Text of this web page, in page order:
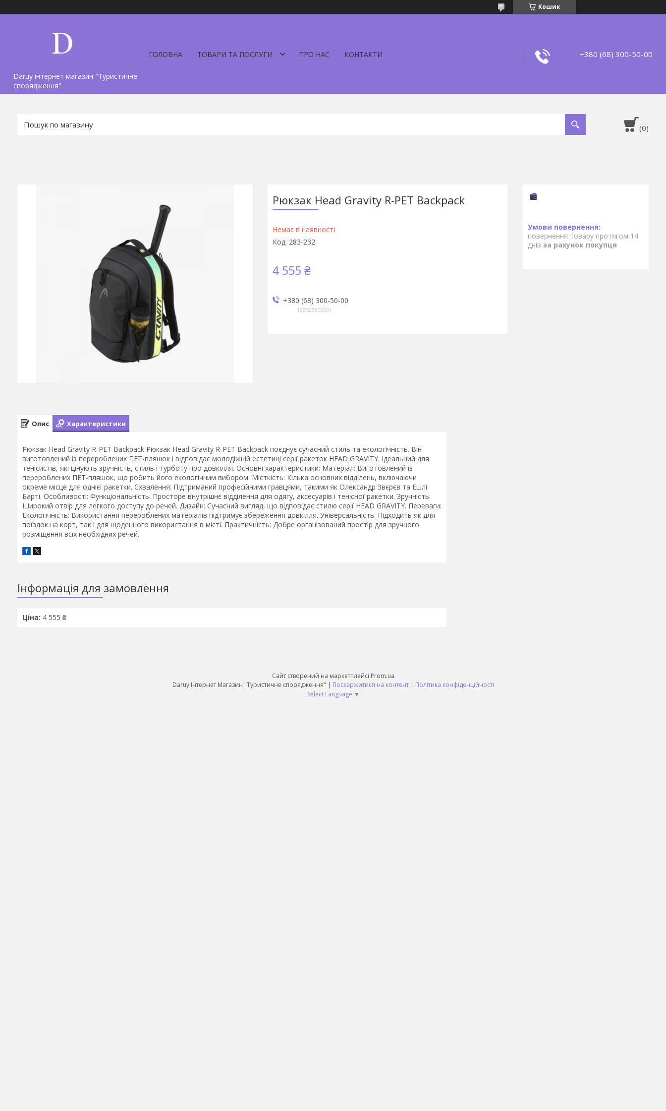
Кошик
Daruy інтернет магазин "Туристичне
спорядження"
ГОЛОВНА ТОВАРИ ТА ПОСЛУГИ ПРО НАС КОНТАКТИ +380 (68) 300-50-00
Рюкзак Head Gravity R-PET Backpack
Немає в наявності
Код: 283-232
4 555 ₴
+380 (68) 300-50-00
0952330000
повернення товару протягом 14
днів за рахунок покупця
Опис Характеристики
Рюкзак Head Gravity R-PET Backpack Рюкзак Head Gravity R-PET Backpack поєднує сучасний стиль та екологічність. Він
виготовлений із перероблених ПЕТ-пляшок і відповідає молодіжній естетиці серії ракеток HEAD GRAVITY. Ідеальний для
тенісистів, які цінують зручність, стиль і турботу про довкілля. Основні характеристики: Матеріал: Виготовлений із
перероблених ПЕТ-пляшок, що робить його екологічним вибором. Місткість: Кілька основних відділень, включаючи
окреме місце для однієї ракетки. Схвалення: Підтриманий професійними гравцями, такими як Олександр Звєрєв та Ешлі
Барті. Особливості: Функціональність: Просторе внутрішнє відділення для одягу, аксесуарів і тенісної ракетки. Зручність:
Широкий отвір для легкого доступу до речей. Дизайн: Сучасний вигляд, що відповідає стилю серії HEAD GRAVITY. Переваги:
Екологічність: Використання перероблених матеріалів підтримує збереження довкілля. Універсальність: Підходить як для
поїздок на корт, так і для щоденного використання в місті. Практичність: Добре організований простір для зручного
розміщення всіх необхідних речей.
Інформація для замовлення
Ціна: 4 555 ₴
Сайт створений на маркетплейсі Prom.ua
Daruy Інтернет Магазин "Туристичне спорядження" | Поскаржитися на контент | Політика конфіденційності
Select Language ▼